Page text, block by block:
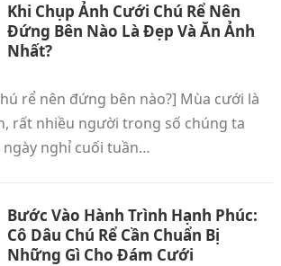
Khi Chụp Ảnh Cưới Chú Rể Nên
Đứng Bên Nào Là Đẹp Và Ăn Ảnh
Nhất?
rể nên đứng bên nào?] Mùa cưới là
rất nhiều người trong số chúng ta
nghỉ cuối tuần…
Bước Vào Hành Trình Hạnh Phúc:
Cô Dâu Chú Rể Cần Chuẩn Bị
Những Gì Cho Đám Cưới